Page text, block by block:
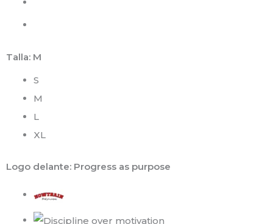
Talla: M
S
M
L
XL
Logo delante: Progress as purpose